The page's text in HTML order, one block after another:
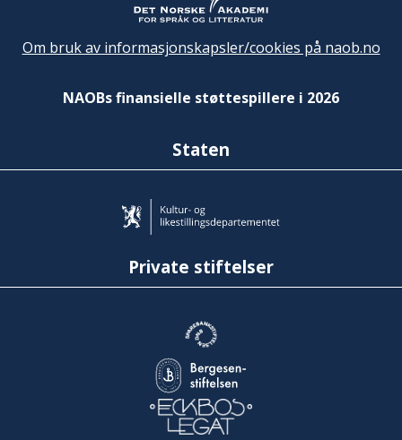
Om bruk av informasjonskapsler/cookies på naob.no
NAOBs finansielle støttespillere i 2026
Staten
Private stiftelser